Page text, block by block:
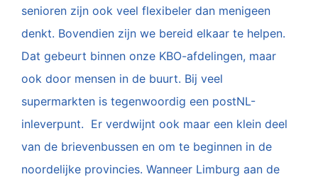
senioren zijn ook veel flexibeler dan menigeen
denkt. Bovendien zijn we bereid elkaar te helpen.
Dat gebeurt binnen onze KBO-afdelingen, maar
ook door mensen in de buurt. Bij veel
supermarkten is tegenwoordig een postNL-
inleverpunt. Er verdwijnt ook maar een klein deel
van de brievenbussen en om te beginnen in de
noordelijke provincies. Wanneer Limburg aan de